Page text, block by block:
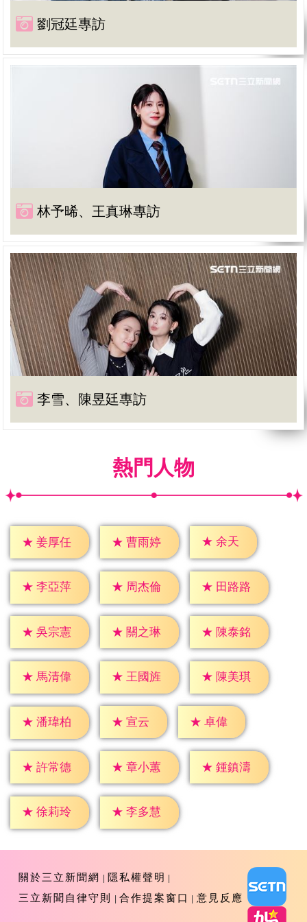
劉冠廷專訪
林予晞、王真琳專訪
李雪、陳昱廷專訪
熱門人物
★ 姜厚任 ★ 曹雨婷 ★ 余天
★ 李亞萍 ★ 周杰倫 ★ 田路路
★ 吳宗憲 ★ 關之琳 ★ 陳泰銘
★ 馬清偉 ★ 王國旌 ★ 陳美琪
★ 潘瑋柏 ★ 宣云 ★ 卓偉
★ 許常德 ★ 章小蕙 ★ 鍾鎮濤
★ 徐莉玲 ★ 李多慧
關於三立新聞網
隱私權聲明
三立新聞自律守則
合作提案窗口 意見反應